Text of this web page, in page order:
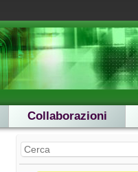
Collaborazioni